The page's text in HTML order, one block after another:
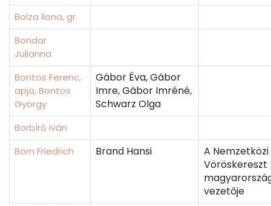
Bolza Ilona, gr.
Bondor
Julianna
Bontos Ferenc,
apja, Bontos
György
Gábor Éva, Gábor
Imre, Gábor Imréné,
Schwarz Olga
Borbíró Iván
Born Friedrich
Brand Hansi
A Nemzetközi
Vöröskereszt
vezetője